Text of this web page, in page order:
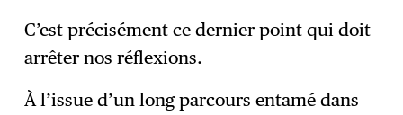
C’est précisément ce dernier point qui doit
arrêter nos réflexions.
À l’issue d’un long parcours entamé dans